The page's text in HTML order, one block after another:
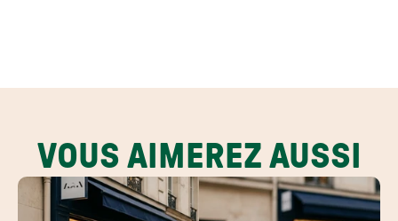
VOUS AIMEREZ AUSSI